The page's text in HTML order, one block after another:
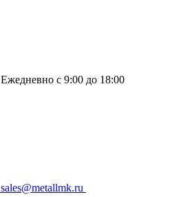
Ежедневно с 9:00 до 18:00
sales@metallmk.ru